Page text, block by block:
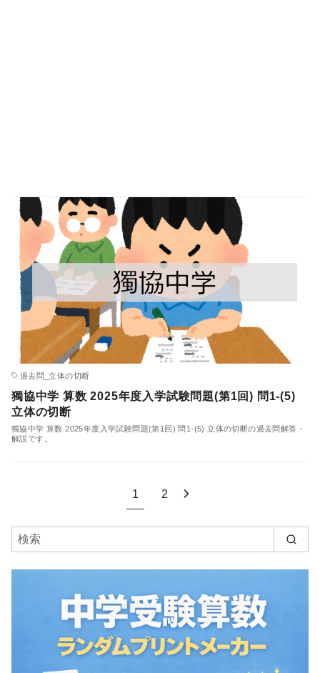
過去問_立体の切断
獨協中学 算数 2025年度入学試験問題(第1回) 問1-(5)
立体の切断
獨協中学 算数 2025年度入学試験問題(第1回) 問1-(5) 立体の切断の過去問解答・
解説です。
1 2